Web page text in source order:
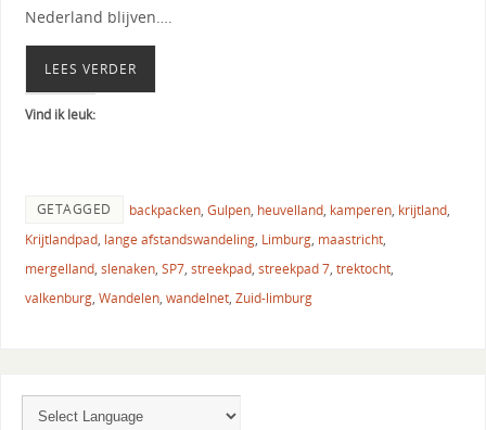
Nederland blijven….
LEES VERDER
Vind ik leuk:
GETAGGED backpacken, Gulpen, heuvelland, kamperen, krijtland,
Krijtlandpad, lange afstandswandeling, Limburg, maastricht,
mergelland, slenaken, SP7, streekpad, streekpad 7, trektocht,
valkenburg, Wandelen, wandelnet, Zuid-limburg